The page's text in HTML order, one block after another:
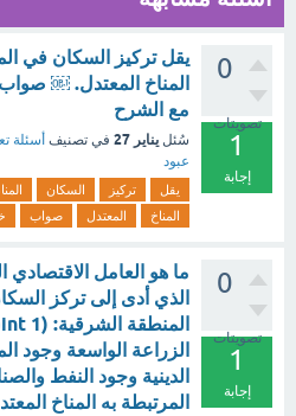
0
تصويتات
1
إجابة
يقل تركيز السكان في
المناخ المعتدل. ￼
مع الشرح
سُئل يناير 27 في تصنيف أسئلة
عبود
يقل تركيز السكان
المناخ
المعتدل صواب
0
تصويتات
1
إجابة
ما هو العامل الاقتصادي
الذي أدى إلى تركز
الزراعة الواسعة وجود
الدينية وجود النفط
المرتبطة به المناخ